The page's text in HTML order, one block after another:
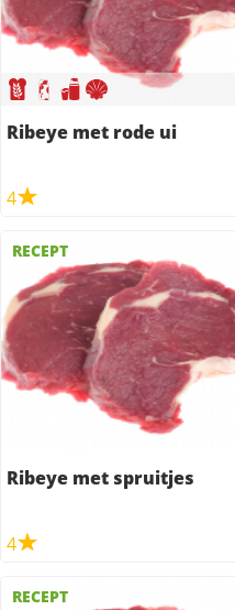
Ribeye met rode ui
4
RECEPT
Ribeye met spruitjes
4
RECEPT